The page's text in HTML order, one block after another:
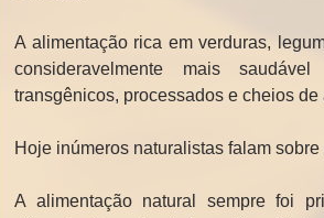
A alimentação rica em verduras,
consideravelmente mais
transgênicos, processados e cheios
Hoje inúmeros naturalistas falam
A alimentação natural sempre foi